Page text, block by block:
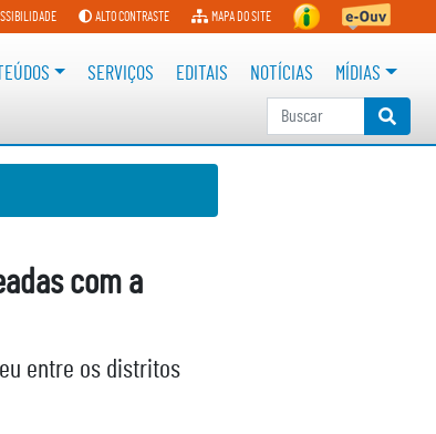
ALTO CONTRASTE MAPA DO SITE
SERVIÇOS EDITAIS NOTÍCIAS
MÍDIAS
Digite sua busca
com a
entre os distritos